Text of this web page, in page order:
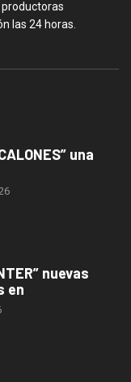
productoras
las 24 horas.
una
nuevas
en